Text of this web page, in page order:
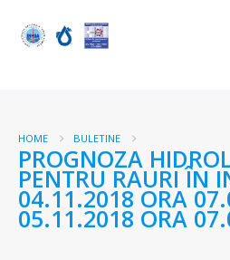
HOME BULETINE
PROGNOZA
PENTRU RAURI ÎN
04.11.2018 ORA
05.11.2018 ORA